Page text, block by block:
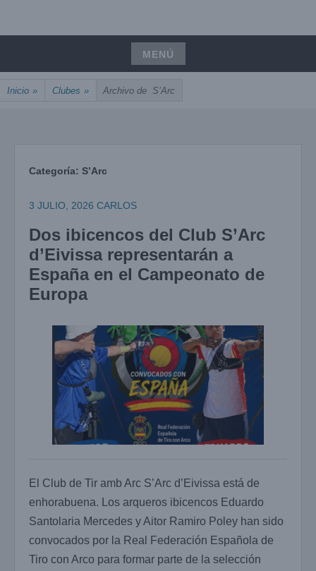
ARCOIBIZA
MENÚ
Saltar
al
Inicio » Clubes » Archivo de S’Arc
Categoría: S’Arc
3 JULIO, 2026 CARLOS
Dos ibicencos del Club S’Arc
d’Eivissa representarán a
España en el Campeonato de
Europa
El Club de Tir amb Arc S’Arc d’Eivissa está de
enhorabuena. Los arqueros ibicencos Eduardo
Santolaria Mercedes y Aitor Ramiro Poley han sido
convocados por la Real Federación Española de
Tiro con Arco para formar parte de la selección